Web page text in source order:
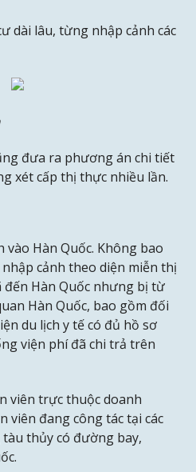
dài lâu, từng nhập cảnh các
đưa ra phương án chi tiết
xét cấp thị thực nhiều lần.
Hàn Quốc. Không bao
cảnh theo diện miễn thị
Hàn Quốc nhưng bị từ
Hàn Quốc, bao gồm đối
du lịch y tế có đủ hồ sơ
viện phí đã chi trả trên
viên trực thuộc doanh
viên đang công tác tại các
thủy có đường bay,